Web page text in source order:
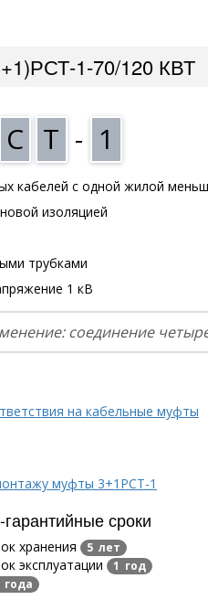
1-70/120 КВТ
С Т - 1
кабелей с одной жилой
изоляцией
трубками
1 кВ
соединение
на кабельные муфты
муфты 3+1РCТ-1
сроки
хранения 5 лет
эксплуатации 1 год
года